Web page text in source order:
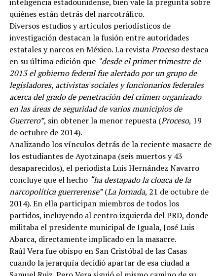
quiénes están detrás del narcotráfico.
Diversos estudios y artículos periodísticos de
investigación destacan la fusión entre autoridades
estatales y narcos en México. La revistaProcesodestaca
en su última edición que “desde el primer trimestre de
2013 el gobierno federal fue alertado por un grupo de
legisladores, activistas sociales y funcionarios federales
acerca del grado de penetración del crimen organizado
en las áreas de seguridad de varios municipios de
Guerrero”, sin obtener la menor repuesta (Proceso, 19
de octubre de 2014).
Analizando los vínculos detrás de la reciente masacre de
los estudiantes de Ayotzinapa (seis muertos y 43
desaparecidos), el periodista Luis Hernández Navarro
concluye que el hecho “ha destapado la cloaca de la
narcopolítica guerrerense”(La Jornada, 21 de octubre de
2014). En ella participan miembros de todos los
partidos, incluyendo al centro izquierda del PRD, donde
militaba el presidente municipal de Iguala, José Luis
Abarca, directamente implicado en la masacre.
Raúl Vera fue obispo en San Cristóbal de las Casas
cuando la jerarquía decidió apartar de esa ciudad a